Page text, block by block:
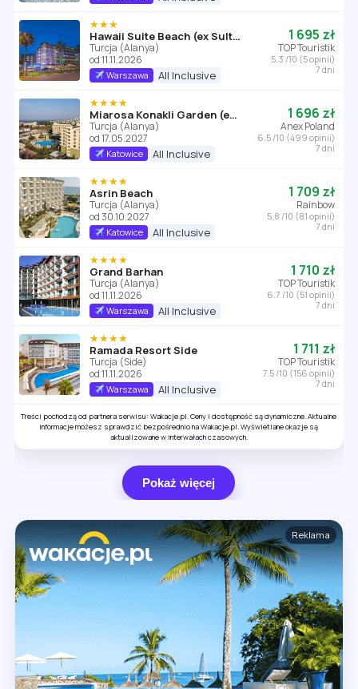
★★★
Hawaii Suite Beach (ex Sultan Keykubat)
Turcja (Alanya)
od 11.11.2026
Warszawa All Inclusive
1 695 zł
TOP Touristik
5.3 /10 (5 opinii)
7 dni
★★★★
Miarosa Konakli Garden (ex Hedef Rose Garden)
Turcja (Alanya)
od 17.05.2027
Katowice All Inclusive
1 696 zł
Anex Poland
6.5 /10 (499 opinii)
7 dni
★★★★
Asrin Beach
Turcja (Alanya)
od 30.10.2027
Katowice All Inclusive
1 709 zł
Rainbow
5.8 /10 (81 opinii)
7 dni
★★★★
Grand Barhan
Turcja (Alanya)
od 11.11.2026
Warszawa All Inclusive
1 710 zł
TOP Touristik
6.7 /10 (51 opinii)
7 dni
★★★★
Ramada Resort Side
Turcja (Side)
od 11.11.2026
Warszawa All Inclusive
1 711 zł
TOP Touristik
7.5 /10 (156 opinii)
7 dni
Treści pochodzą od partnera serwisu: Wakacje.pl. Ceny i dostępność są dynamiczne. Aktualne
informacje możesz sprawdzić bezpośrednio na Wakacje.pl. Wyświetlane okazje są
aktualizowane w interwałach czasowych.
Pokaż więcej
Reklama